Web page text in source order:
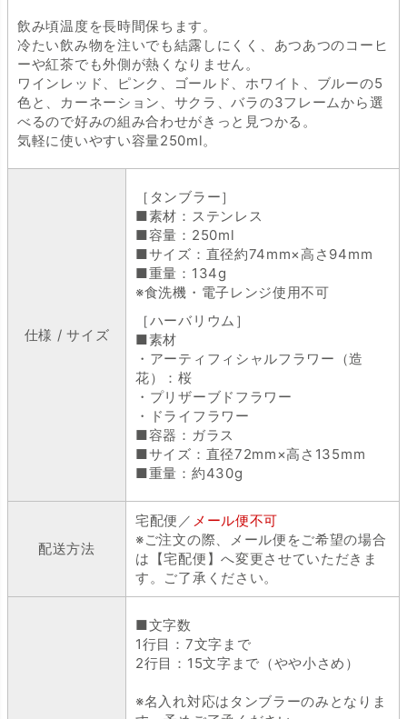
飲み頃温度を長時間保ちます。
冷たい飲み物を注いでも結露しにくく、あつあつのコーヒ
ーや紅茶でも外側が熱くなりません。
ワインレッド、ピンク、ゴールド、ホワイト、ブルーの5
色と、カーネーション、サクラ、バラの3フレームから選
べるので好みの組み合わせがきっと見つかる。
気軽に使いやすい容量250ml。
仕様 / サイズ
［タンブラー］
■素材：ステンレス
■容量：250ml
■サイズ：直径約74mm×高さ94mm
■重量：134g
※食洗機・電子レンジ使用不可
［ハーバリウム］
■素材
・アーティフィシャルフラワー（造
花）：桜
・プリザーブドフラワー
・ドライフラワー
■容器：ガラス
■サイズ：直径72mm×高さ135mm
■重量：約430g
配送方法
宅配便／ メール便不可
※ご注文の際、メール便をご希望の場合
は【宅配便】へ変更させていただきま
す。ご了承ください。
■文字数
1行目：7文字まで
2行目：15文字まで（やや小さめ）
※名入れ対応はタンブラーのみとなりま